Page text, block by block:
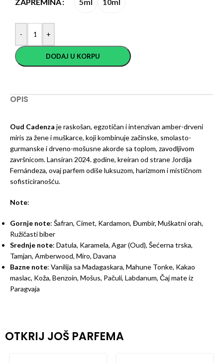
- +
DODAJ U KORPU
OPIS
Oud Cadenza je raskošan, egzotičan i intenzivan amber-drveni
miris za žene i muškarce, koji kombinuje začinske, smolasto-
gurmanske i drveno-mošusne akorde sa toplom, zavodljivom
završnicom. Lansiran 2024. godine, kreiran od strane Jordija
Fernándeza, ovaj parfem odiše luksuzom, harizmom i mističnom
sofisticiranošću.
Note:
Gornje note: Šafran, Cimet, Kardamon, Đumbir, Muškatni orah,
Ružičasti biber
Srednje note: Datula, Karamela, Agar (Oud), Šećerna trska,
Tamjan, Amberwood, Miro, Davana
Bazne note: Vanilija sa Madagaskara, Mahune Tonke, Kakao
maslac, Koža, Benzoin, Mošus, Pačuli, Labdanum, Čaj mate iz
Paragvaja
OTKRIJ JOŠ PARFEMA